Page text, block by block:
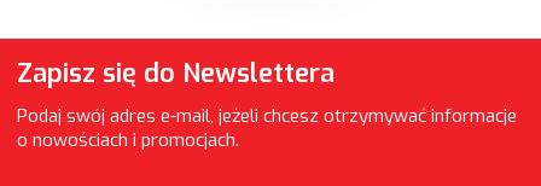
Zapisz się do Newslettera
Podaj swój adres e-mail, jeżeli chcesz otrzymywać informacje
o nowościach i promocjach.